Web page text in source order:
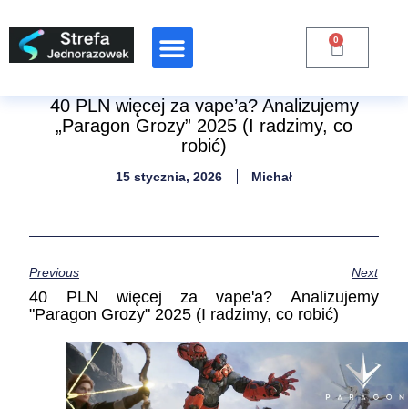
0
40 PLN więcej za vape’a? Analizujemy
„Paragon Grozy” 2025 (I radzimy, co
robić)
15 stycznia, 2026 Michał
Previous Next
40 PLN więcej za vape'a? Analizujemy
"Paragon Grozy" 2025 (I radzimy, co robić)